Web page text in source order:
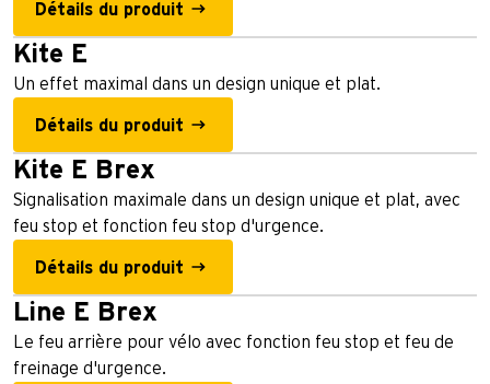
Détails du produit
Kite E
Un effet maximal dans un design unique et plat.
Détails du produit
Kite E Brex
Signalisation maximale dans un design unique et plat, avec
feu stop et fonction feu stop d'urgence.
Détails du produit
Line E Brex
Le feu arrière pour vélo avec fonction feu stop et feu de
freinage d'urgence.